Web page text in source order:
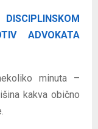
ADVOKATA
minuta –
kakva obično